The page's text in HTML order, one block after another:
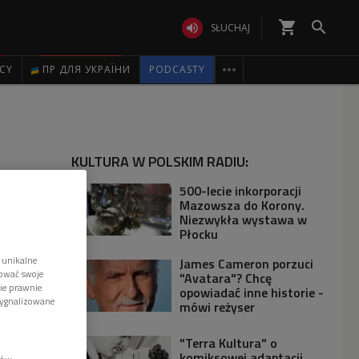
 SŁUCHAJ shopping_cart 
ПР ДЛЯ УКРАЇНИ PODCASTY 
KULTURA W POLSKIM RADIU:
500-lecie inkorporacji
Mazowsza do Korony.
Niezwykła wystawa w
Płocku
James Cameron porzuci
"Avatara"? Chcę
opowiadać inne historie -
mówi reżyser
"Terra Kultura" o
swoje
prawnie